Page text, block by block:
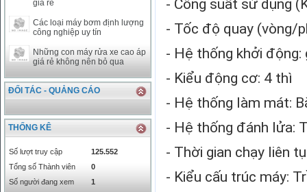
giá rẻ
Các loại máy bơm định lượng
công nghiệp uy tín
Những con máy rửa xe cao áp
giá rẻ không nên bỏ qua
ĐỐI TÁC - QUẢNG CÁO
THỐNG KÊ
Số lượt truy cập
125.552
Tổng số Thành viên
0
Số người đang xem
1
- Công suất sử dụng
- Tốc độ quay (vòng/
- Hệ thống khởi động:
- Kiểu động cơ: 4 thì
- Hệ thống làm mát:
- Hệ thống đánh lửa:
- Thời gian chạy liên
- Kiểu cấu trúc máy: